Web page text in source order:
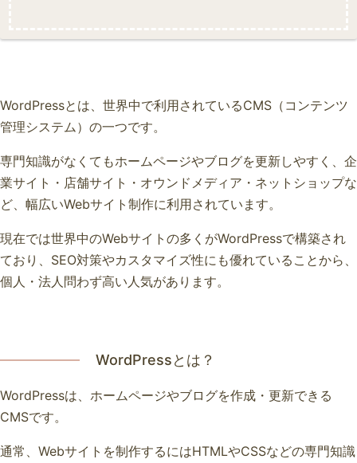
WordPressとは、世界中で利用されているCMS（コンテンツ
管理システム）の一つです。
専門知識がなくてもホームページやブログを更新しやすく、企
業サイト・店舗サイト・オウンドメディア・ネットショップな
ど、幅広いWebサイト制作に利用されています。
現在では世界中のWebサイトの多くがWordPressで構築され
ており、SEO対策やカスタマイズ性にも優れていることから、
個人・法人問わず高い人気があります。
WordPressとは？
WordPressは、ホームページやブログを作成・更新できる
CMSです。
通常、Webサイトを制作するにはHTMLやCSSなどの専門知識